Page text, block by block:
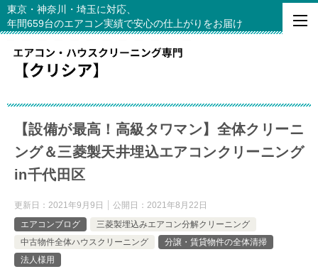
東京・神奈川・埼玉に対応、
年間659台のエアコン実績で安心の仕上がりをお届け
【設備が最高！高級タワマン】全体クリーニ
ング＆三菱製天井埋込エアコンクリーニング
in千代田区
更新日： 2021年9月9日 公開日： 2021年8月22日
エアコンブログ
三菱製埋込みエアコン分解クリーニング
中古物件全体ハウスクリーニング
分譲・賃貸物件の全体清掃
法人様用